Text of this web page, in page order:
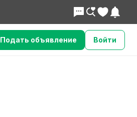
Подать объявление Войти